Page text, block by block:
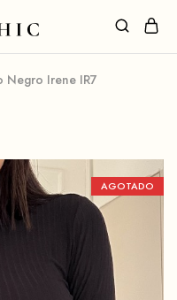
Irene IR7
AGOTADO